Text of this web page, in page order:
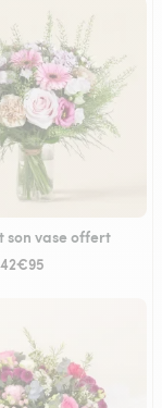
son vase offert
42€95